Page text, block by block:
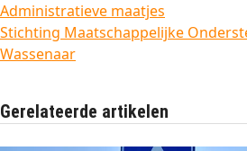
Administratieve maatjes
Stichting Maatschappelijke
Wassenaar
Gerelateerde artikelen